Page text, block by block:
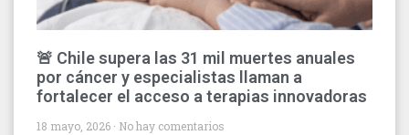
🚨 Chile supera las 31 mil muertes anuales
por cáncer y especialistas llaman a
fortalecer el acceso a terapias innovadoras
18 mayo, 2026 No hay comentarios